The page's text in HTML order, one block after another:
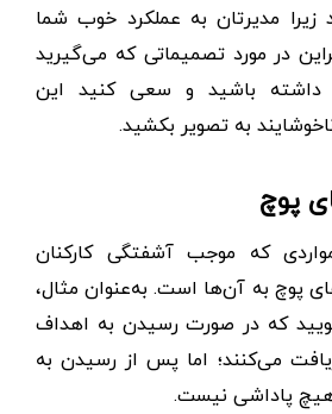
مدیرتان به عملکرد خوب شما
در مورد تصمیماتی که می‌گیرید
داشته باشید و سعی کنید این
به تصویر بکشید.
که موجب آشفتگی کارکنان
پوچ به آن‌ها است. به‌عنوان مثال،
که در صورت رسیدن به اهداف
می‌کنند؛ اما پس از رسیدن به
هیچ پاداشی نیست.